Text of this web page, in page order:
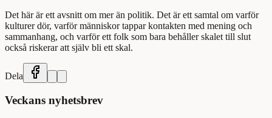
Det här är ett avsnitt om mer än politik. Det är ett samtal om varför
kulturer dör, varför människor tappar kontakten med mening och
sammanhang, och varför ett folk som bara behåller skalet till slut
också riskerar att själv bli ett skal.
Dela
Veckans nyhetsbrev